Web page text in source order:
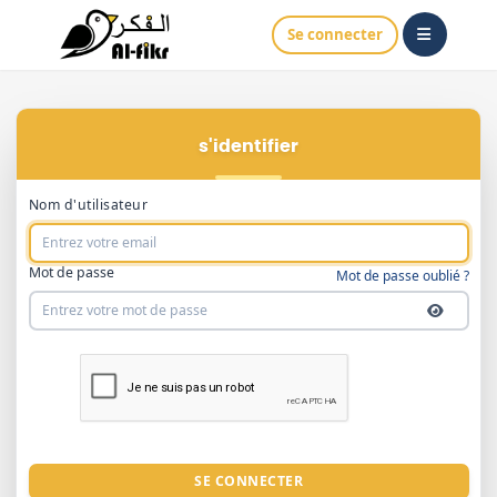
Se connecter
S'identifier
Nom d'utilisateur
Mot de passe Mot de passe oublié ?
SE CONNECTER